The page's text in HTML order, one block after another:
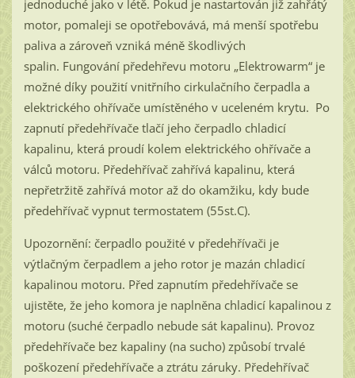
jednoduché jako v létě. Pokud je nastartován již zahřátý
motor, pomaleji se opotřebovává, má menší spotřebu
paliva a zároveň vzniká méně škodlivých
spalin. Fungování předehřevu motoru „Elektrowarm“ je
možné díky použití vnitřního cirkulačního čerpadla a
elektrického ohřívače umístěného v uceleném krytu. Po
zapnutí předehřívače tlačí jeho čerpadlo chladicí
kapalinu, která proudí kolem elektrického ohřívače a
válců motoru. Předehřívač zahřívá kapalinu, která
nepřetržitě zahřívá motor až do okamžiku, kdy bude
předehřívač vypnut termostatem (55st.C).
Upozornění: čerpadlo použité v předehřívači je
výtlačným čerpadlem a jeho rotor je mazán chladicí
kapalinou motoru. Před zapnutím předehřívače se
ujistěte, že jeho komora je naplněna chladicí kapalinou z
motoru (suché čerpadlo nebude sát kapalinu). Provoz
předehřívače bez kapaliny (na sucho) způsobí trvalé
poškození předehřívače a ztrátu záruky. Předehřívač